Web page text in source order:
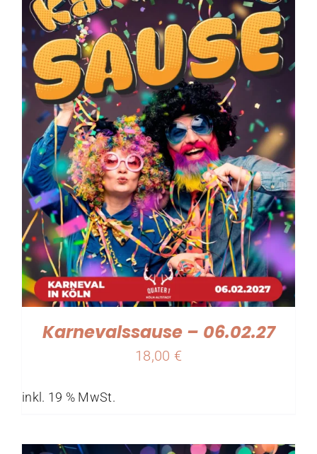
Karnevalssause – 06.02.27
18,00 €
inkl. 19 % MwSt.